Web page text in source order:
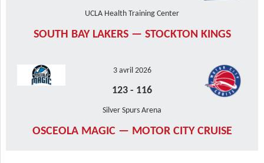
UCLA Health Training Center
SOUTH BAY LAKERS — STOCKTON KINGS
3 avril 2026
123 - 116
Silver Spurs Arena
OSCEOLA MAGIC — MOTOR CITY CRUISE